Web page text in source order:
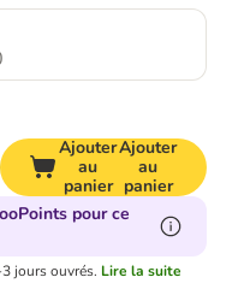
Ajouter
au
panier
Ajouter
au
panier
pour ce
jours ouvrés. Lire la suite